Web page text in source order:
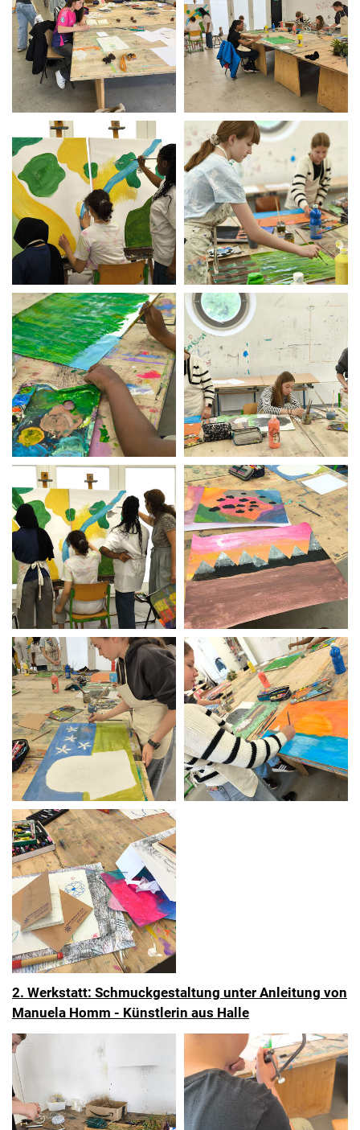
2. Werkstatt: Schmuckgestaltung unter Anleitung von
Manuela Homm - Künstlerin aus Halle